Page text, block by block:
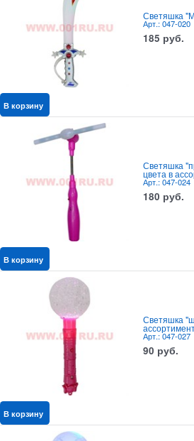
Светяшка
Арт.: 047-020
185 руб.
В корзину
Светяшка
цвета в
Арт.: 047-024
180 руб.
В корзину
Светяшка
Арт.: 047-027
90 руб.
В корзину